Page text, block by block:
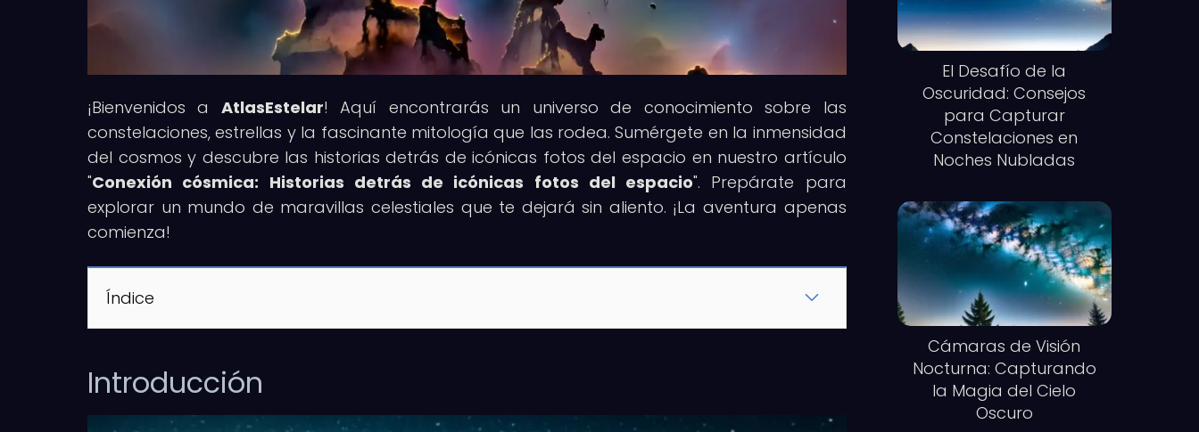
¡Bienvenidos a AtlasEstelar! Aquí encontrarás un universo de conocimiento sobre las
constelaciones, estrellas y la fascinante mitología que las rodea. Sumérgete en la inmensidad
del cosmos y descubre las historias detrás de icónicas fotos del espacio en nuestro artículo
"Conexión cósmica: Historias detrás de icónicas fotos del espacio". Prepárate para
explorar un mundo de maravillas celestiales que te dejará sin aliento. ¡La aventura apenas
comienza!
Índice
Introducción
El Desafío de la
Oscuridad: Consejos
para Capturar
Constelaciones en
Noches Nubladas
Cámaras de Visión
Nocturna: Capturando
la Magia del Cielo
Oscuro